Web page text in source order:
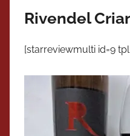
Rivendel
[starreviewmulti id=9